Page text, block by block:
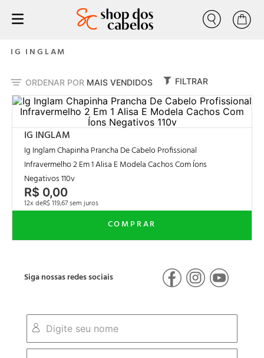
Buscar
IG INGLAM
ORDENAR POR MAIS VENDIDOS FILTRAR
IG INGLAM
Ig Inglam Chapinha Prancha De Cabelo Profissional
Infravermelho 2 Em 1 Alisa E Modela Cachos Com Íons
Negativos 110v
R$ 0,00
12 R$119,67
Siga nossas redes sociais
1 progressiva
º liso
4º nutrição
5º escovas progressiva
º volume zero
º cresce cabelo
º coloração forever colors pérola 7-89 louro pérola
9º anabolizante